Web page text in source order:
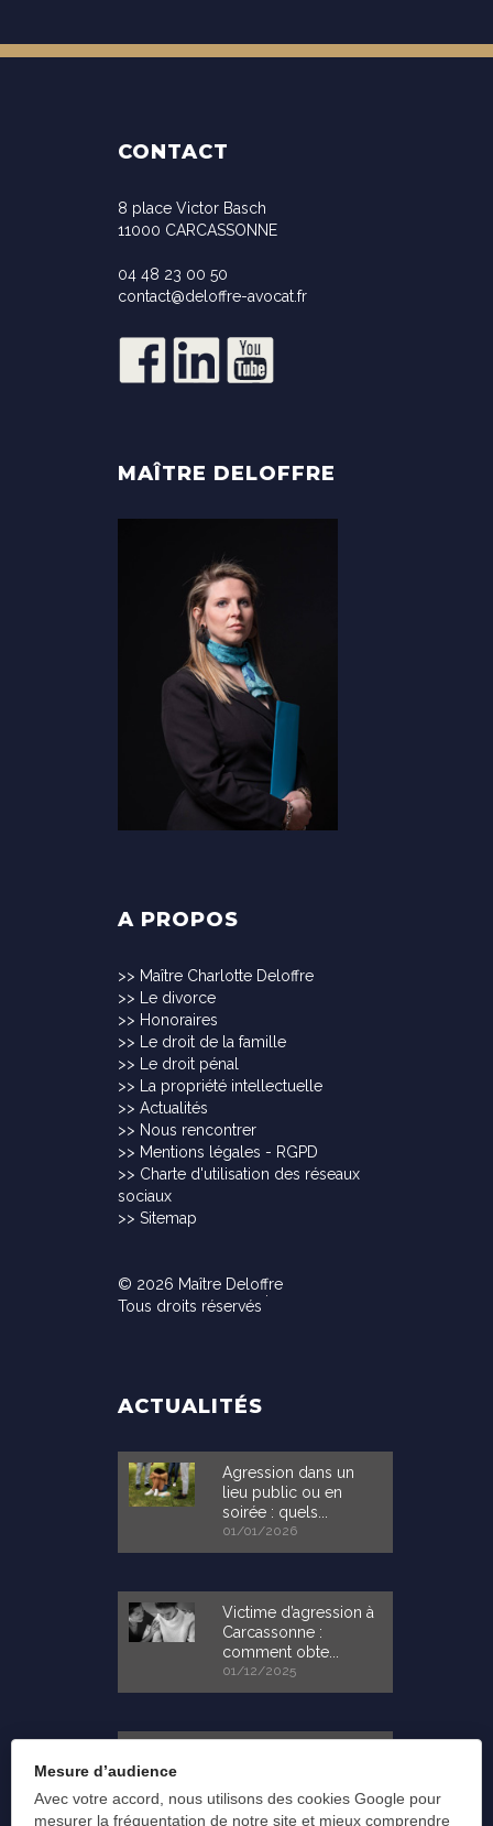
Mesure d’audience
Avec votre accord, nous utilisons des cookies Google pour
mesurer la fréquentation de notre site et mieux comprendre
CONTACT
8 place Victor Basch
11000 CARCASSONNE
04 48 23 00 50
contact@deloffre-avocat.fr
MAÎTRE DELOFFRE
A PROPOS
>> Maître Charlotte Deloffre
>>
Le divorce
>> Honoraires
>>
Le droit de la famille
>>
Le droit pénal
>>
La propriété intellectuelle
>> Actualités
>> Nous rencontrer
>> Mentions légales - RGPD
>> Charte d'utilisation des réseaux
sociaux
>> Sitemap
© 2026 Maître Deloffre
Tous droits réservés
ACTUALITÉS
Agression dans un
lieu public ou en
soirée : quels...
01/01/2026
Victime d’agression à
Carcassonne :
comment obte...
01/12/2025
pourquoi con...